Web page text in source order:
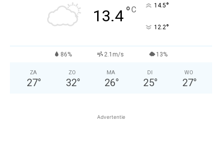
13.4°C 14.5°
12.2°
86% 2.1m/s 13%
ZA
27°
ZO
32°
MA
26°
DI
25°
WO
27°
Advertentie